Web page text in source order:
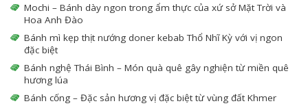
Mochi – Bánh dày ngon trong ẩm thực của xứ sở Mặt Trời và
Hoa Anh Đào
Bánh mì kẹp thịt nướng doner kebab Thổ Nhĩ Kỳ với vị ngon
đặc biệt
Bánh nghệ Thái Bình – Món quà quê gây nghiện từ miền quê
hương lúa
Bánh cống – Đặc sản hương vị đặc biệt từ vùng đất Khmer